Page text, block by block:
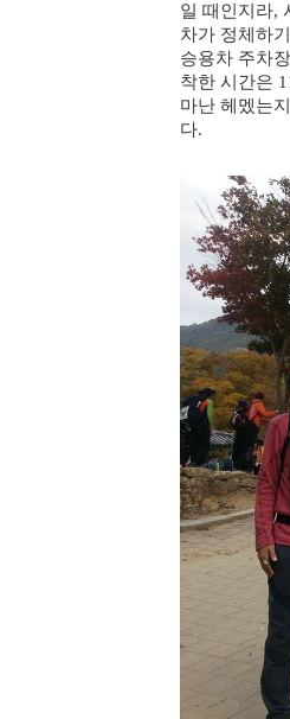
일 때인지라,
차가 정체하
승용차 주차
착한 시간은
마난 헤멨는
다.